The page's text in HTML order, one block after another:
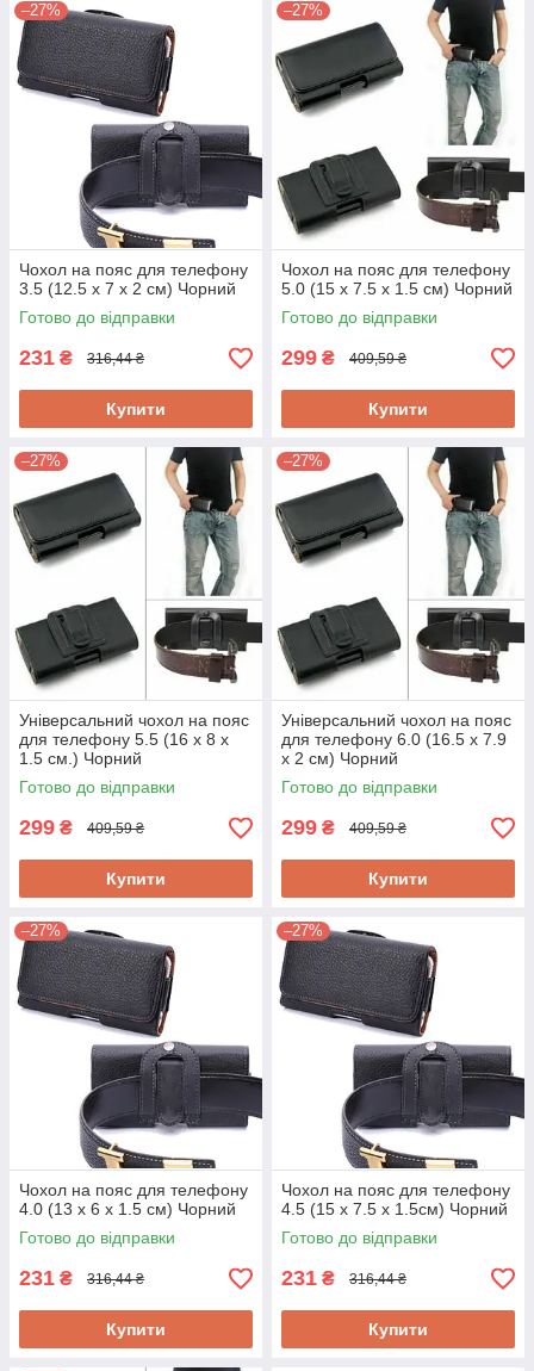
–27%
Чохол на пояс для телефону
3.5 (12.5 x 7 x 2 см) Чорний
Готово до відправки
231 ₴ 316,44 ₴
Купити
–27%
Чохол на пояс для телефону
5.0 (15 x 7.5 x 1.5 см) Чорний
Готово до відправки
299 ₴ 409,59 ₴
Купити
–27%
Універсальний чохол на пояс
для телефону 5.5 (16 x 8 x
1.5 см.) Чорний
Готово до відправки
299 ₴ 409,59 ₴
Купити
–27%
Універсальний чохол на пояс
для телефону 6.0 (16.5 x 7.9
x 2 см) Чорний
Готово до відправки
299 ₴ 409,59 ₴
Купити
–27%
Чохол на пояс для телефону
4.0 (13 x 6 x 1.5 см) Чорний
Готово до відправки
231 ₴ 316,44 ₴
Купити
–27%
Чохол на пояс для телефону
4.5 (15 x 7.5 x 1.5см) Чорний
Готово до відправки
231 ₴ 316,44 ₴
Купити